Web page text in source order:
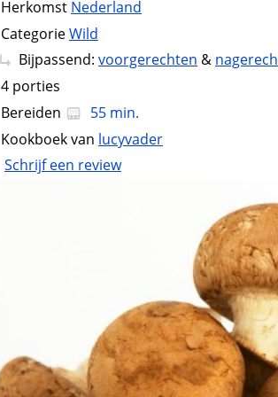
Herkomst Nederland
CategorieWild
Bijpassend: voorgerechten &
4 porties
Bereiden
55 min.
Kookboek van lucyvader
Schrijf een review